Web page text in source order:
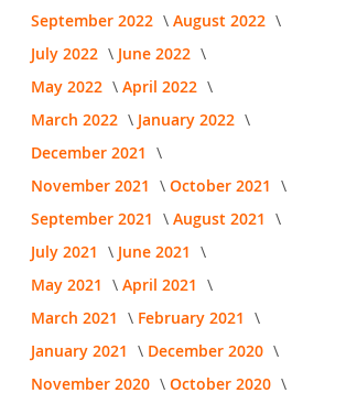
September 2022
August 2022
July 2022
June 2022
May 2022
April 2022
March 2022
January 2022
December 2021
November 2021
October 2021
September 2021
August 2021
July 2021
June 2021
May 2021
April 2021
March 2021
February 2021
January 2021
December 2020
November 2020
October 2020